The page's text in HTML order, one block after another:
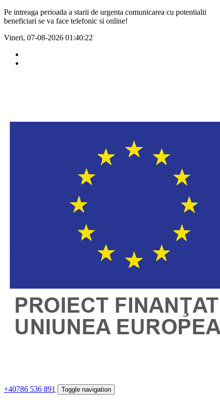
Pe intreaga perioada a starii de urgenta comunicarea cu potentialii
beneficiari se va face telefonic si online!
Vineri, 07-08-2026 01:40:22
+40786 536 891 Toggle navigation